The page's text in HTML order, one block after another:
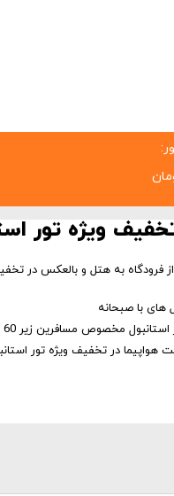
ویژه تور
فرودگاه به هتل و بالعکس در
های با صبحانه
مخصوص مسافرین زیر 60 سال
در تخفیف ویژه تور